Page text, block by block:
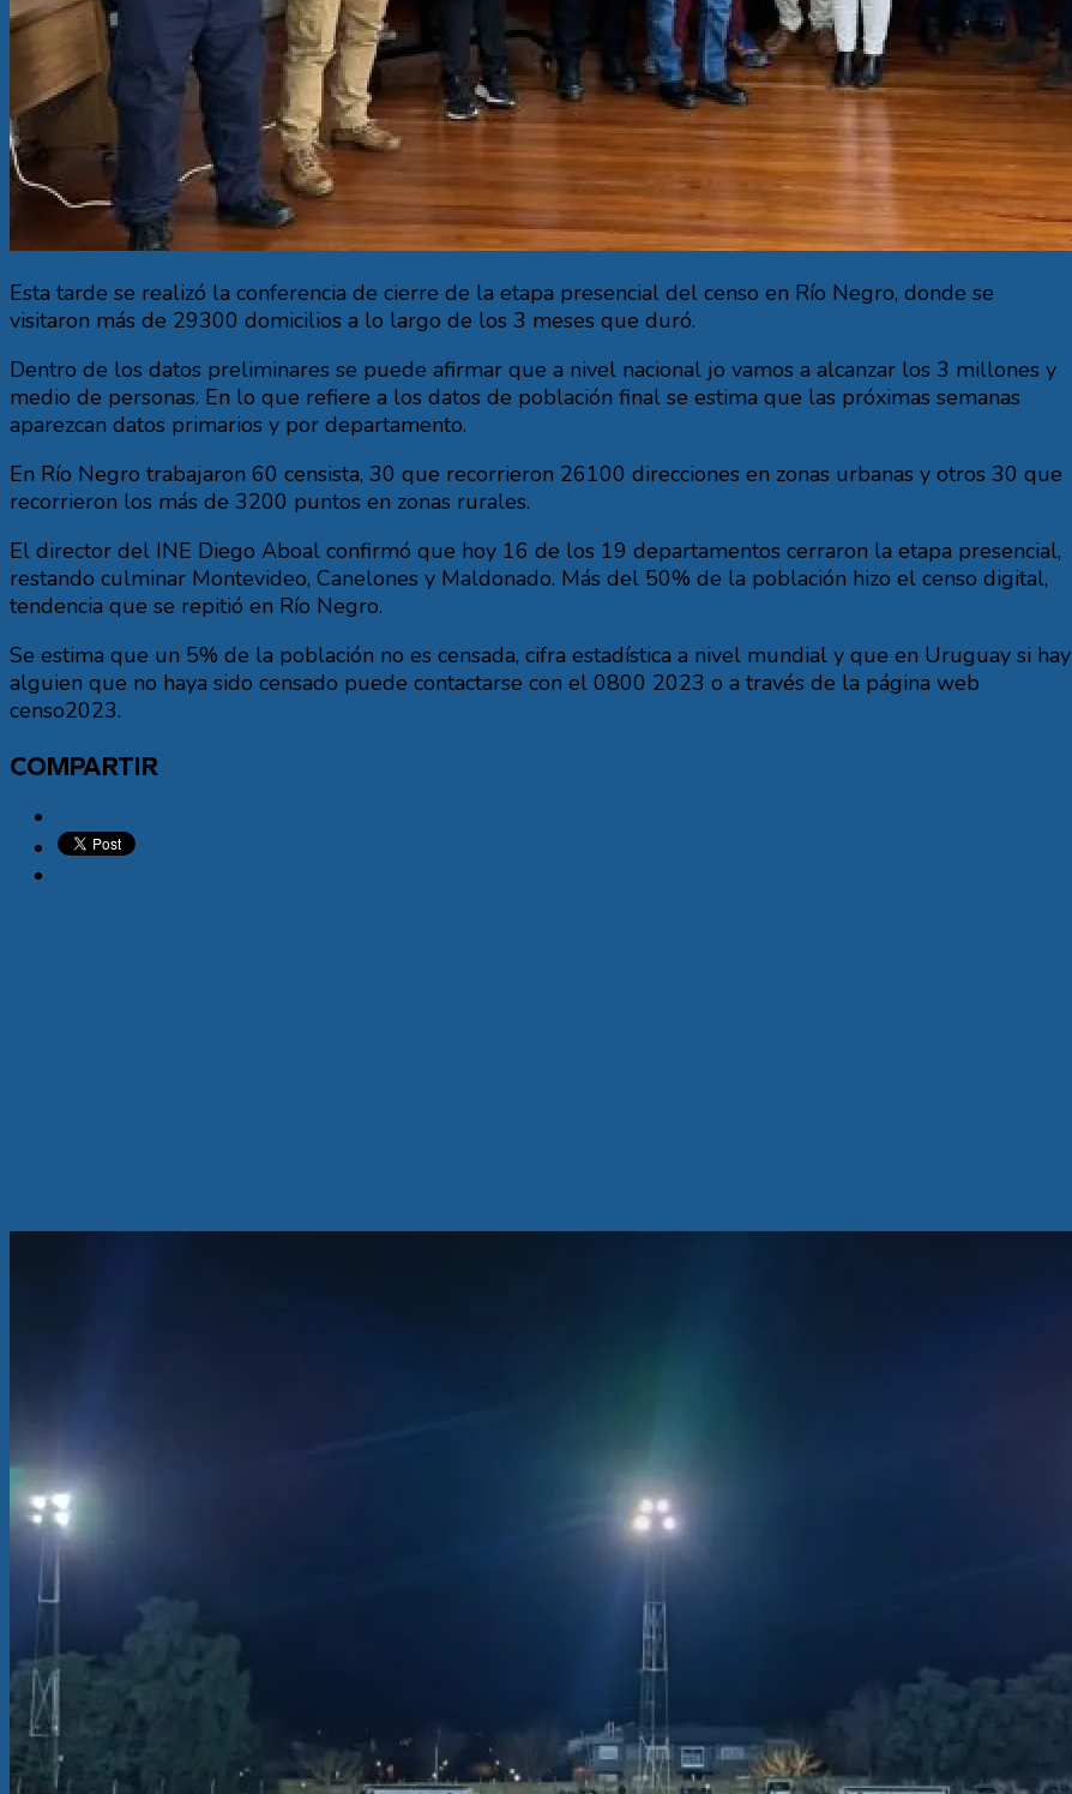
Esta tarde se realizó la conferencia de cierre de la etapa presencial del censo en Río Negro, donde se
visitaron más de 29300 domicilios a lo largo de los 3 meses que duró.
Dentro de los datos preliminares se puede afirmar que a nivel nacional jo vamos a alcanzar los 3 millones y
medio de personas. En lo que refiere a los datos de población final se estima que las próximas semanas
aparezcan datos primarios y por departamento.
En Río Negro trabajaron 60 censista, 30 que recorrieron 26100 direcciones en zonas urbanas y otros 30 que
recorrieron los más de 3200 puntos en zonas rurales.
El director del INE Diego Aboal confirmó que hoy 16 de los 19 departamentos cerraron la etapa presencial,
restando culminar Montevideo, Canelones y Maldonado. Más del 50% de la población hizo el censo digital,
tendencia que se repitió en Río Negro.
Se estima que un 5% de la población no es censada, cifra estadística a nivel mundial y que en Uruguay si hay
alguien que no haya sido censado puede contactarse con el 0800 2023 o a través de la página web
censo2023.
COMPARTIR